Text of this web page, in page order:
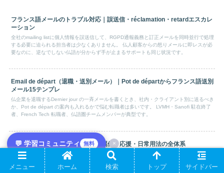
💬 学習コミュニティ 無料 ×
フランス語メールのトラブル対応｜誤送信・réclamation・retardエスカレ
ーション
全社のmailing listに個人情報を誤送信して、RGPD通報義務と訂正メールを同時並行で処理
する必要に迫られる担当者は少なくありません。 仏人顧客からの怒りメールに即レスが必
要なのに、逆なでしない仏語が分からず手が止まるサポートも同じ状況です。
Email de départ（退職・送別メール）｜Pot de départからフランス語送別
メール15テンプレ
仏企業を退職するDernier jour の一斉メールを書くとき、社内・クライアント別に送るべき
か、Pot de départ の案内も入れるかで悩む転職者は多いです。 LVMH・Sanofi 駐在終了
者、French Tech 転職者、仏語圏チームメンバーが典型です。
フランス語「merde」完全辞典｜罵倒・応援・日常用法の全体系
フランス語merdeの5用法（罵倒・感嘆・幸運祈願・困難・不満）を解説。演劇界の
「Bonne merde」起源、派生merdique/emmerder、Amélie・Intouchables等実例まで。
メニュー ホーム 検索 トップ サイドバー